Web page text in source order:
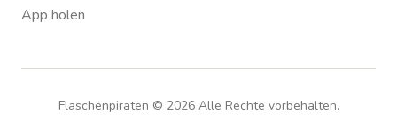
App holen
Flaschenpiraten © 2026Alle Rechte vorbehalten.